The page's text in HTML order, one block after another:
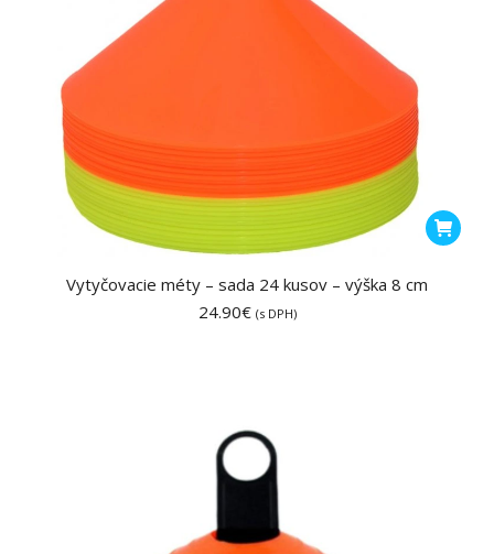
Vytyčovacie méty – sada 24 kusov – výška 8 cm
24.90€ (s DPH)